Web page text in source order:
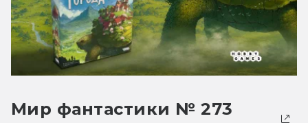
Мир фантастики № 273